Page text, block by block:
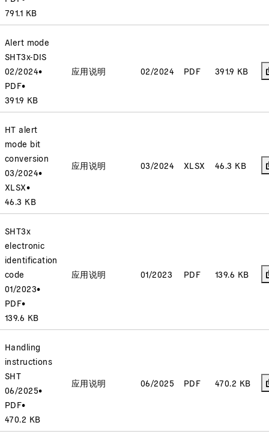
791.1 KB
Alert mode
SHT3x-DIS
02/2024•
PDF•
391.9 KB
应用说明 02/2024 PDF 391.9 KB
HT alert
mode bit
conversion
03/2024•
XLSX•
46.3 KB
应用说明 03/2024 XLSX 46.3 KB
SHT3x
electronic
identification
code
01/2023•
PDF•
139.6 KB
应用说明 01/2023 PDF 139.6 KB
Handling
instructions
SHT
06/2025•
PDF•
470.2 KB
应用说明 06/2025 PDF 470.2 KB